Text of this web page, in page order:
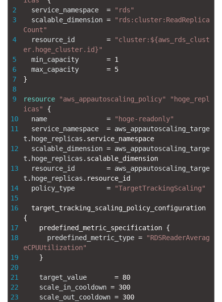
2
3
4
5
6
7
8
9
10
11
12
13
14
15
16
17
18
19
20
21
22
23
service_namespace
=
"rds"
scalable_dimension =
"rds:cluster:ReadReplica
Count"
resource_id
=
"cluster:${aws_rds_clust
er.hoge_cluster.id}"
min_capacity
= 1
max_capacity
= 5
}
resource "aws_appautoscaling_policy"
"hoge_repl
icas"
{
name
=
"hoge-readonly"
service_namespace
= aws_appautoscaling_targe
t . hoge_replicas . service_namespace
scalable_dimension = aws_appautoscaling_targe
t . hoge_replicas . scalable_dimension
resource_id
= aws_appautoscaling_targe
t . hoge_replicas . resource_id
policy_type
= "TargetTrackingScaling"
target_tracking_scaling_policy_configuration
{
predefined_metric_specification {
predefined_metric_type =
"RDSReaderAverag
eCPUUtilization"
}
target_value = 80
scale_in_cooldown = 300
scale_out_cooldown = 300